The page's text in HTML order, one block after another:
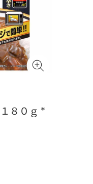
８０ｇ *